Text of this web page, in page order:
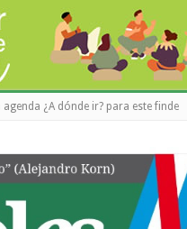
agenda ¿A dónde ir? para este finde